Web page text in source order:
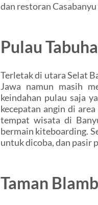
dan restoran
Pulau
Terletak di utara Selat
Jawa namun masih
keindahan pulau saja
kecepatan angin di
tempat wisata di
bermain kiteboarding.
untuk dicoba, dan pasir
Taman